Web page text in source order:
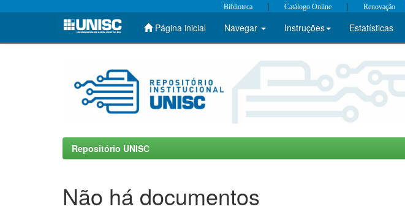
Skip
Biblioteca | Catálogo Online | Renovação
Página inicial Navegar Instruções Estatísticas
Repositório UNISC
Não há documentos